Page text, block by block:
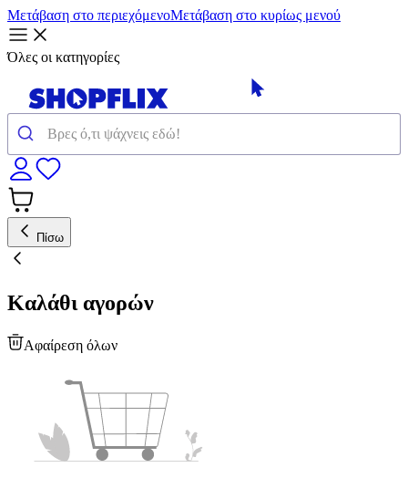
Μετάβαση στο περιεχόμενοΜετάβαση στο κυρίως μενού
Όλες οι κατηγορίες
Πίσω
Καλάθι αγορών
Αφαίρεση όλων